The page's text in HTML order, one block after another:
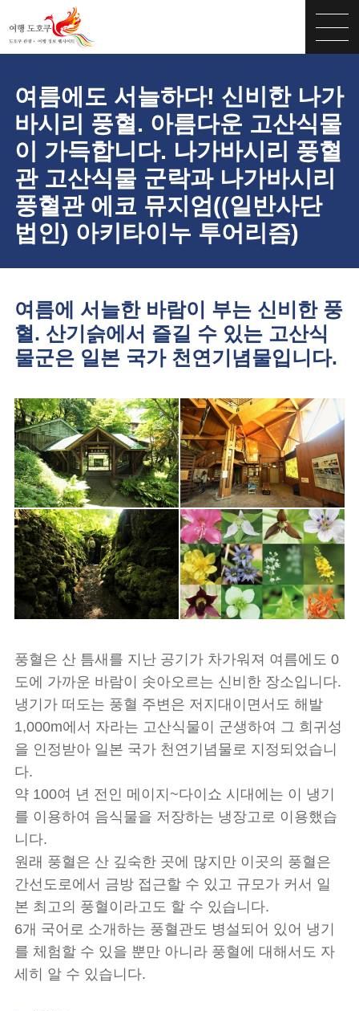
여름에도 서늘하다! 신비한 나가
바시리 풍혈. 아름다운 고산식물
이 가득합니다. 나가바시리 풍혈
관 고산식물 군락과 나가바시리
풍혈관 에코 뮤지엄((일반사단
법인) 아키타이누 투어리즘)
여름에 서늘한 바람이 부는 신비한 풍
혈. 산기슭에서 즐길 수 있는 고산식
물군은 일본 국가 천연기념물입니다.
풍혈은 산 틈새를 지난 공기가 차가워져 여름에도 0
도에 가까운 바람이 솟아오르는 신비한 장소입니다.
냉기가 떠도는 풍혈 주변은 저지대이면서도 해발
1,000m에서 자라는 고산식물이 군생하여 그 희귀성
을 인정받아 일본 국가 천연기념물로 지정되었습니
다.
약 100여 년 전인 메이지~다이쇼 시대에는 이 냉기
를 이용하여 음식물을 저장하는 냉장고로 이용했습
니다.
원래 풍혈은 산 깊숙한 곳에 많지만 이곳의 풍혈은
간선도로에서 금방 접근할 수 있고 규모가 커서 일
본 최고의 풍혈이라고도 할 수 있습니다.
6개 국어로 소개하는 풍혈관도 병설되어 있어 냉기
를 체험할 수 있을 뿐만 아니라 풍혈에 대해서도 자
세히 알 수 있습니다.